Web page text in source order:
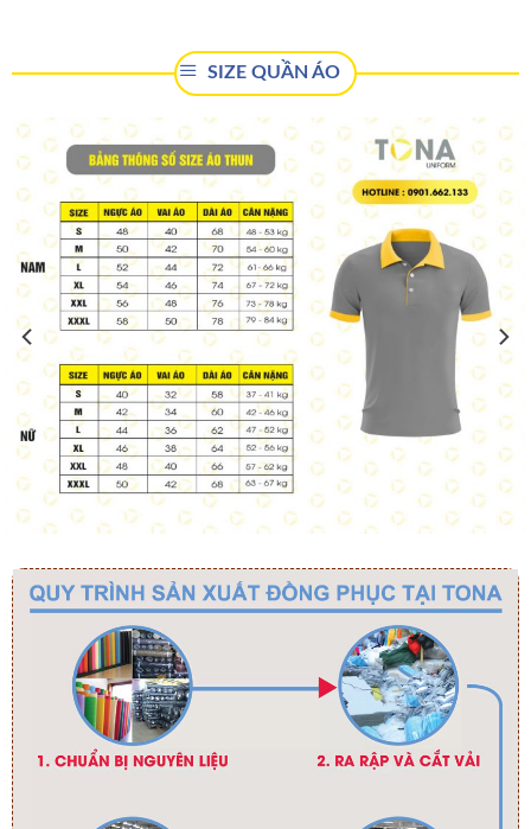
SIZE QUẦN ÁO